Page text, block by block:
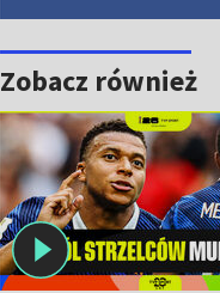
Zobacz również